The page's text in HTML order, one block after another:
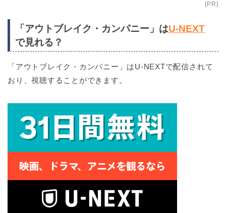
[PR]
「アウトブレイク・カンパニー」はU-NEXT
で見れる？
「アウトブレイク・カンパニー」はU-NEXTで配信されて
おり、視聴することができます。